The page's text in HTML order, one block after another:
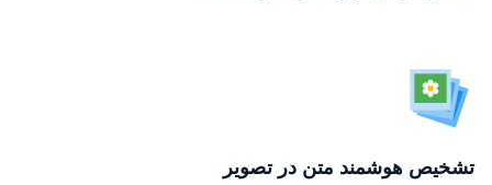
تشخیص هوشمند متن در تصویر